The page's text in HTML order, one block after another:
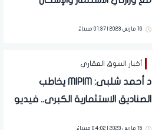
16 مارس 2023 | 01:37 مساءً
أخبار السوق العقاري
د أحمد شلبى: MIPIM يخاطب
الصناديق الاستثمارية الكبرى.. فيديو
15 مارس 2023 | 04:02 مساءً